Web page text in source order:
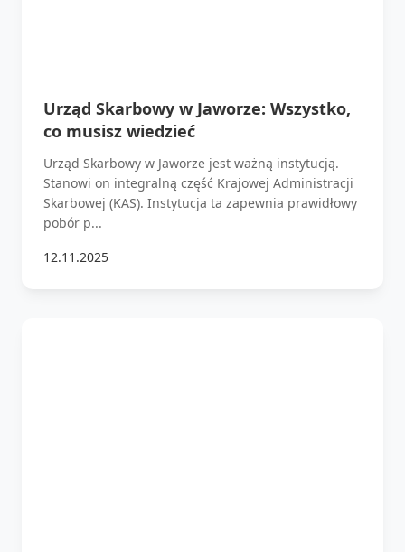
Urząd Skarbowy w Jaworze: Wszystko,
co musisz wiedzieć
Urząd Skarbowy w Jaworze jest ważną instytucją.
Stanowi on integralną część Krajowej Administracji
Skarbowej (KAS). Instytucja ta zapewnia prawidłowy
pobór p...
12.11.2025